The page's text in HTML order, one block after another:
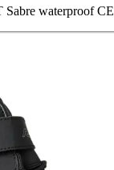
Sabre waterproof CE